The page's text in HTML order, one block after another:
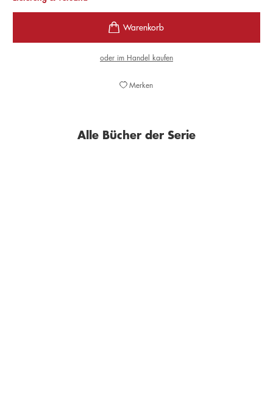
oder im Handel kaufen
Merken
Alle Bücher der Serie